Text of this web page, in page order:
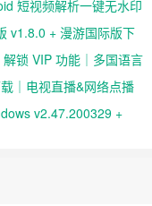
短视频解析一键无水印
v1.8.0 + 漫游国际版下
锁 VIP 功能｜多国语言
｜电视直播&网络点播
v2.47.200329 +